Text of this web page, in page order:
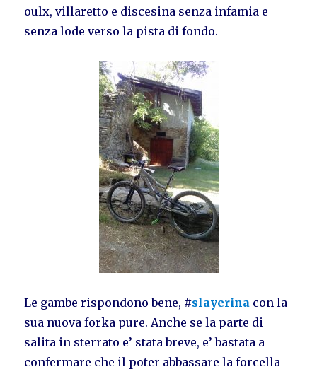
oulx, villaretto e discesina senza infamia e
senza lode verso la pista di fondo.
Le gambe rispondono bene, #slayerina con la
sua nuova forka pure. Anche se la parte di
salita in sterrato e’ stata breve, e’ bastata a
confermare che il poter abbassare la forcella